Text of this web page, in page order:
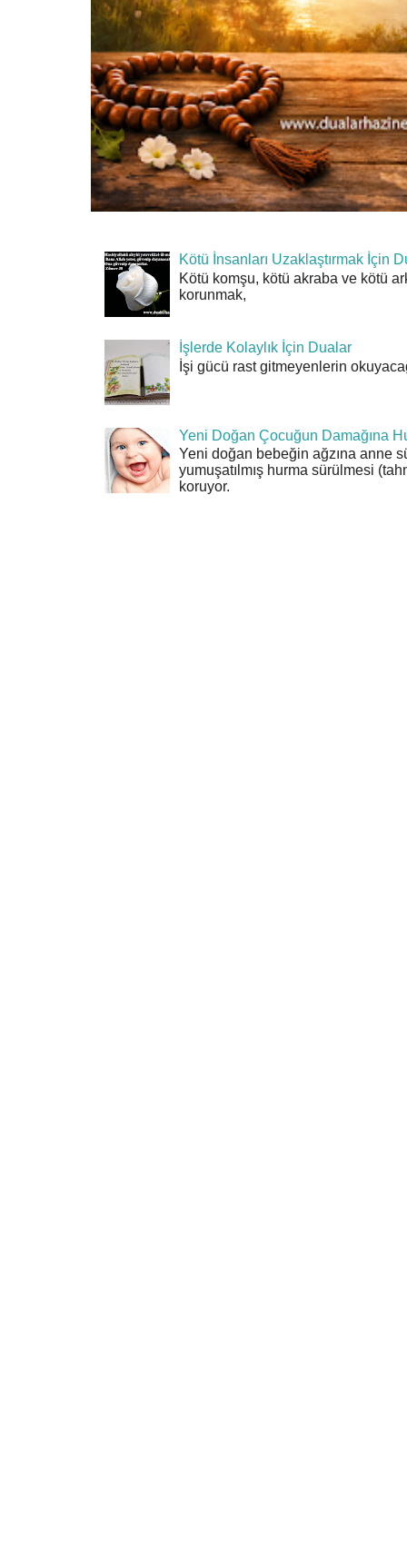
Kötü İnsanları Uzaklaştırmak İçin
Kötü komşu, kötü akraba ve kötü
korunmak,
İşlerde Kolaylık İçin Dualar
İşi gücü rast gitmeyenlerin
Yeni Doğan Çocuğun Damağına
Yeni doğan bebeğin ağzına anne
yumuşatılmış hurma sürülmesi
koruyor.